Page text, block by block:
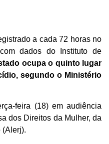
a cada 72 horas no
dados do Instituto de
ocupa o quinto lugar
segundo o Ministério
feira (18) em audiência
dos Direitos da Mulher, da
(Alerj).